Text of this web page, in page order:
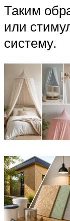
Таким
или
систему.